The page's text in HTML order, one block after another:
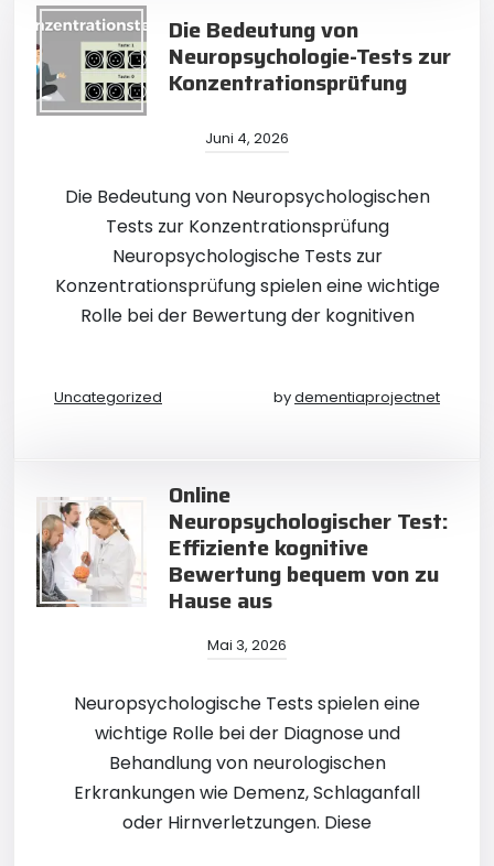
Die Bedeutung von
Neuropsychologie-Tests zur
Konzentrationsprüfung
Juni 4, 2026
Die Bedeutung von Neuropsychologischen
Tests zur Konzentrationsprüfung
Neuropsychologische Tests zur
Konzentrationsprüfung spielen eine wichtige
Rolle bei der Bewertung der kognitiven
Uncategorized bydementiaprojectnet
Online
Neuropsychologischer Test:
Effiziente kognitive
Bewertung bequem von zu
Hause aus
Mai 3, 2026
Neuropsychologische Tests spielen eine
wichtige Rolle bei der Diagnose und
Behandlung von neurologischen
Erkrankungen wie Demenz, Schlaganfall
oder Hirnverletzungen. Diese